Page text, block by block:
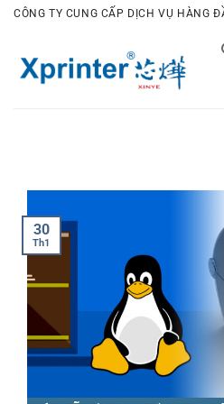
Bỏ
dung
CÔNG TY CUNG CẤP DỊCH VỤ HÀNG
30
Th1